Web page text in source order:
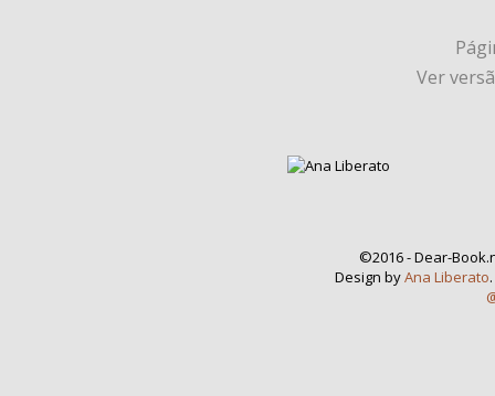
Ver
©2016 - Dear-
Design byAna Liberato